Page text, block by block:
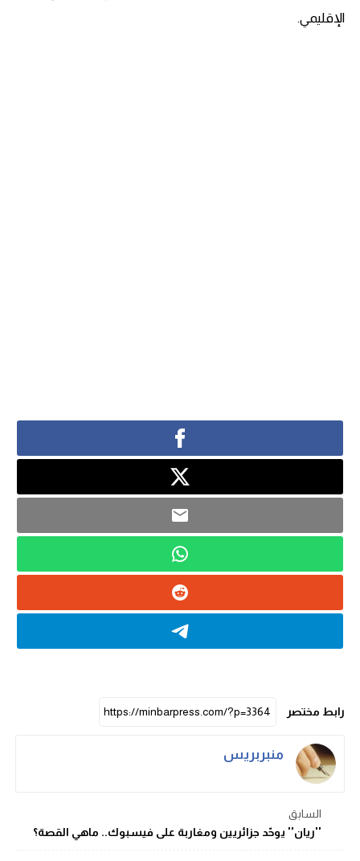
الإقليمي.
رابط مختصر
منبربريس
السابق
''ريان'' يوحّد جزائريين ومغاربة على فيسبوك.. ماهي القصة؟